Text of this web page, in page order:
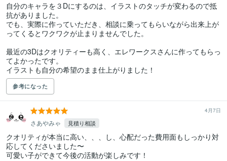
自分のキャラを３Dにするのは、イラストのタッチが変わるので抵
抗がありました。
でも、実際に作っていただき、相談に乗ってもらいながら出来上が
ってくるとワクワクが止まりませんでした。
最近の3Dはクオリティーも高く、エレワークスさんに作ってもらっ
てよかったです。
イラストも自分の希望のまま仕上がりました！
参考になった
4月7日
さあやみゃ 見積り相談
クオリティが本当に高い、、、し、心配だった費用面もしっかり対
応してくださいました〜
可愛い子ができて今後の活動が楽しみです！